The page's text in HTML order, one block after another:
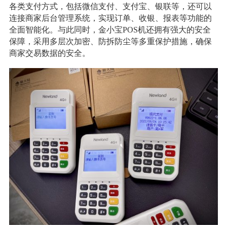
各类支付方式，包括微信支付、支付宝、银联等，还可以
连接商家后台管理系统，实现订单、收银、报表等功能的
全面智能化。与此同时，金小宝POS机还拥有强大的安全
保障，采用多层次加密、防拆防尘等多重保护措施，确保
商家交易数据的安全。